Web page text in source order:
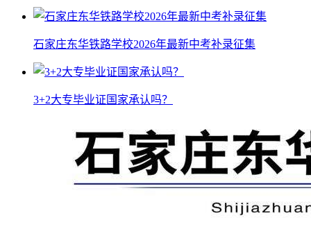
石家庄东华铁路学校2026年最新中考补录征集
3+2大专毕业证国家承认吗？